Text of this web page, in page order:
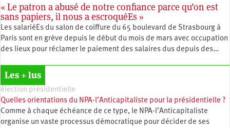
« Le patron a abusé de notre confiance parce qu’on est
sans papiers, il nous a escroquéEs »
Les salariéEs du salon de coiffure du 65 boulevard de Strasbourg à
Paris sont en grève depuis le début du mois de mars avec occupation
des lieux pour réclamer le paiement des salaires dus depuis des…
Les + lus
élection présidentielle
Quelles orientations du NPA-l’Anticapitaliste pour la présidentielle ?
Comme à chaque échéance de ce type, le NPA-l’Anticapitaliste
organise un vaste processus démocratique pour décider de ses